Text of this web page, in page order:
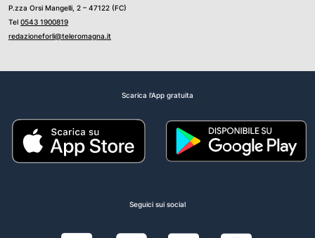
P.zza Orsi Mangelli, 2 – 47122 (FC)
Tel 0543 1900819
redazioneforli@teleromagna.it
Scarica l'App gratuita
Seguici sui social